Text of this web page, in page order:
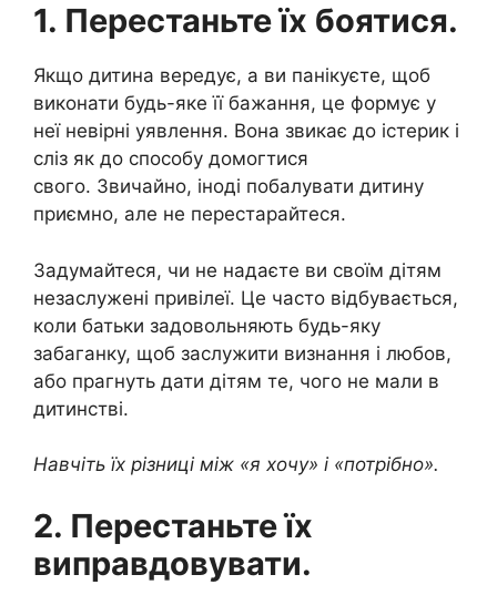
1. Перестаньте їх боятися.
Якщо дитина вередує, а ви панікуєте, щоб
виконати будь-яке її бажання, це формує у
неї невірні уявлення. Вона звикає до істерик і
сліз як до способу домогтися
свого. Звичайно, іноді побалувати дитину
приємно, але не перестарайтеся.
Задумайтеся, чи не надаєте ви своїм дітям
незаслужені привілеї. Це часто відбувається,
коли батьки задовольняють будь-яку
забаганку, щоб заслужити визнання і любов,
або прагнуть дати дітям те, чого не мали в
дитинстві.
Навчіть їх різниці між «я хочу» і «потрібно».
2. Перестаньте їх
виправдовувати.